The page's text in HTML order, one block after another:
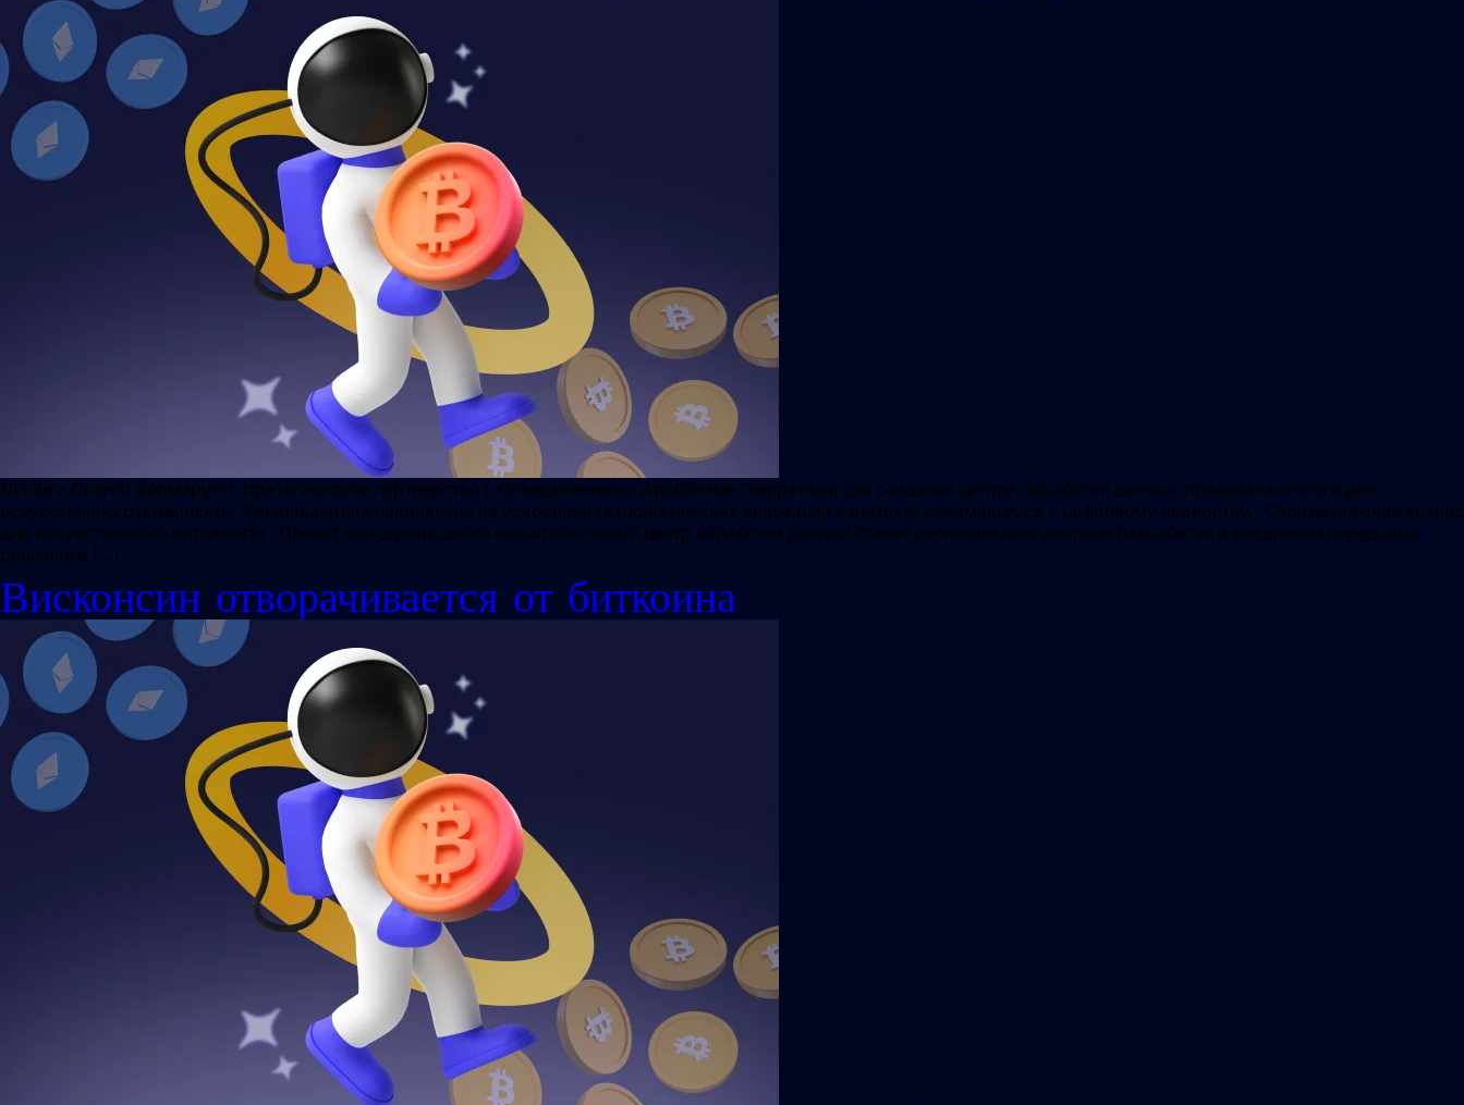
Nvidia и OpenAI формируют стратегическое партнерство с Объединенными Арабскими Эмиратами для создания центра обработки данных, предназначенного для
искусственного интеллекта. Эта инициатива направлена ​​на ускорение технологических инноваций в регионе, стремящемся к цифровому лидерству. Стратегический альянс
для искусственного интеллекта Проект международного масштаба: новый центр обработки данных станет региональным центром разработки и внедрения передовых
решений в […]
Висконсин отворачивается от биткоина